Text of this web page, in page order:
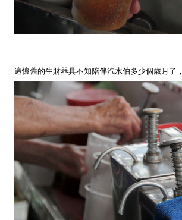
這懷舊的生財器具不知陪伴汽水伯多少個歲月了，